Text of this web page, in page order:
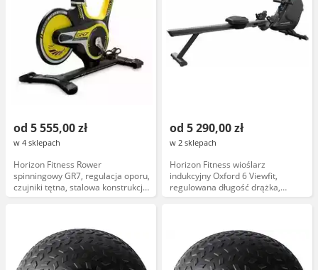
od 5 555,00 zł
w 4 sklepach
Horizon Fitness Rower
spinningowy GR7, regulacja oporu,
czujniki tętna, stalowa konstrukcja,
czarny
od 5 290,00 zł
w 2 sklepach
Horizon Fitness wioślarz
indukcyjny Oxford 6 Viewfit,
regulowana długość drążka,
wyświetlacz LCD, składany, cichy,